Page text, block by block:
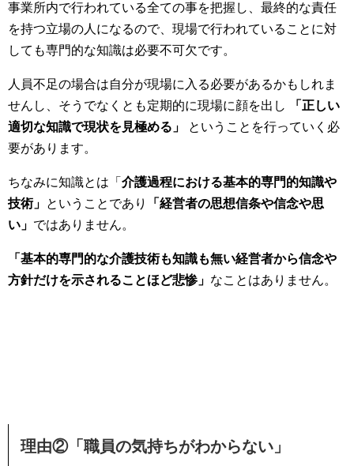
事業所内で行われている全ての事を把握し、最終的な責任
を持つ立場の人になるので、現場で行われていることに対
しても専門的な知識は必要不可欠です。
人員不足の場合は自分が現場に入る必要があるかもしれま
せんし、そうでなくとも定期的に現場に顔を出し
「正しい
適切な知識で現状を見極める」
ということを行っていく必
要があります。
ちなみに知識とは「 介護過程における基本的専門的知識や
技術」 ということであり
「経営者の思想信条や信念や思
い」 ではありません。
「基本的専門的な介護技術も知識も無い経営者から信念や
方針だけを示されることほど悲惨」 なことはありません。
理由②「職員の気持ちがわからない」